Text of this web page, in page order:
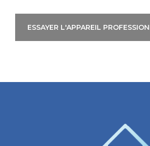
ESSAYER L'APPAREIL